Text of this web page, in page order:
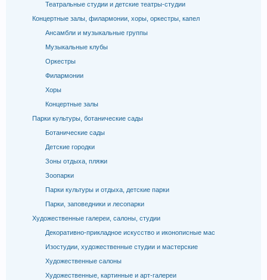
Театральные студии и детские театры-студии
Концертные залы, филармонии, хоры, оркестры, капел
Ансамбли и музыкальные группы
Музыкальные клубы
Оркестры
Филармонии
Хоры
Концертные залы
Парки культуры, ботанические сады
Ботанические сады
Детские городки
Зоны отдыха, пляжи
Зоопарки
Парки культуры и отдыха, детские парки
Парки, заповедники и лесопарки
Художественные галереи, салоны, студии
Декоративно-прикладное искусство и иконописные мас
Изостудии, художественные студии и мастерские
Художественные салоны
Художественные, картинные и арт-галереи